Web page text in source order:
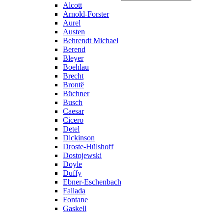
Alcott
Arnold-Forster
Aurel
Austen
Behrendt Michael
Berend
Bleyer
Boehlau
Brecht
Brontë
Büchner
Busch
Caesar
Cicero
Detel
Dickinson
Droste-Hülshoff
Dostojewski
Doyle
Duffy
Ebner-Eschenbach
Fallada
Fontane
Gaskell